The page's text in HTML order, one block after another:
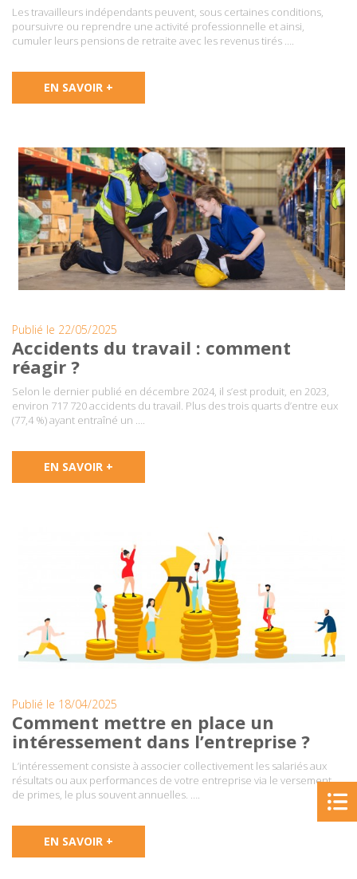
Les travailleurs indépendants peuvent, sous certaines conditions,
poursuivre ou reprendre une activité professionnelle et ainsi,
cumuler leurs pensions de retraite avec les revenus tirés ….
EN SAVOIR +
Publié le 22/05/2025
Accidents du travail : comment
réagir ?
Selon le dernier publié en décembre 2024, il s’est produit, en 2023,
environ 717 720 accidents du travail. Plus des trois quarts d’entre eux
(77,4 %) ayant entraîné un ….
EN SAVOIR +
Publié le 18/04/2025
Comment mettre en place un
intéressement dans l’entreprise ?
L’intéressement consiste à associer collectivement les salariés aux
résultats ou aux performances de votre entreprise via le versement
de primes, le plus souvent annuelles. ….
EN SAVOIR +